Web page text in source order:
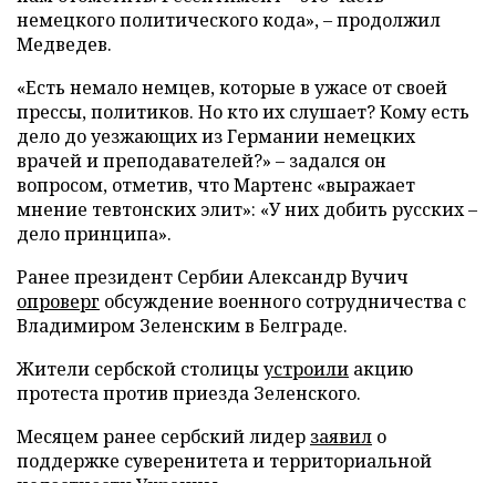
немецкого политического кода», – продолжил
Медведев.
«Есть немало немцев, которые в ужасе от своей
прессы, политиков. Но кто их слушает? Кому есть
дело до уезжающих из Германии немецких
врачей и преподавателей?» – задался он
вопросом, отметив, что Мартенс «выражает
мнение тевтонских элит»: «У них добить русских –
дело принципа».
Ранее президент Сербии Александр Вучич
опроверг обсуждение военного сотрудничества с
Владимиром Зеленским в Белграде.
Жители сербской столицыустроили акцию
протеста против приезда Зеленского.
Месяцем ранее сербский лидер заявил о
поддержке суверенитета и территориальной